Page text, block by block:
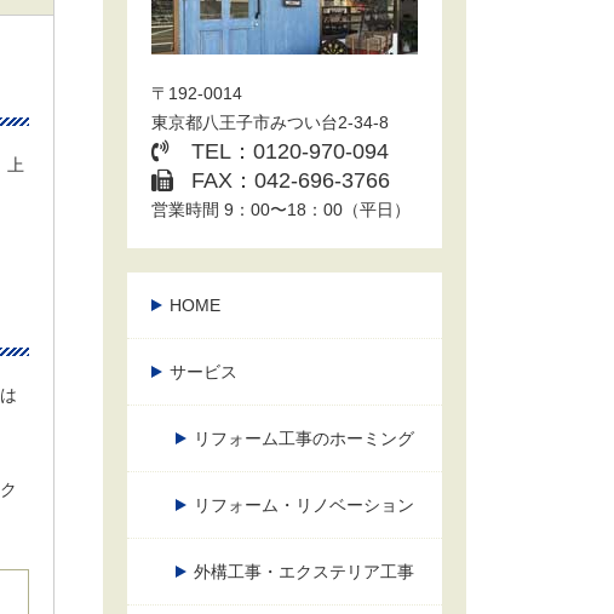
上
〒192-0014
東京都八王子市みつい台2-34-8
TEL：0120-970-094
FAX：042-696-3766
営業時間 9：00〜18：00（平日）
HOME
サービス
リフォーム工事のホーミング
リフォーム・リノベーション
外構工事・エクステリア工事